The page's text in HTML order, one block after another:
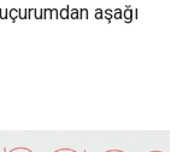
aşağı